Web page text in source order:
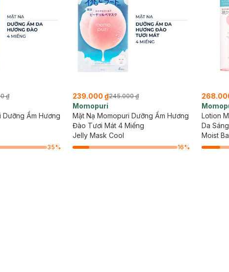
₫
Dưỡng Ẩm Hương
35%
239.000 ₫245.000 ₫
Momopuri
Mặt Nạ Momopuri Dưỡng Ẩm Hương
Đào Tươi Mát 4 Miếng
Jelly Mask Cool
16%
Lotion
Da
Moist